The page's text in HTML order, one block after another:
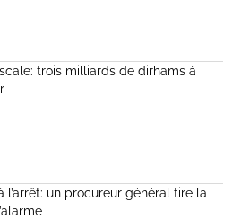
trois milliards de dirhams à
l’arrêt: un procureur général tire la